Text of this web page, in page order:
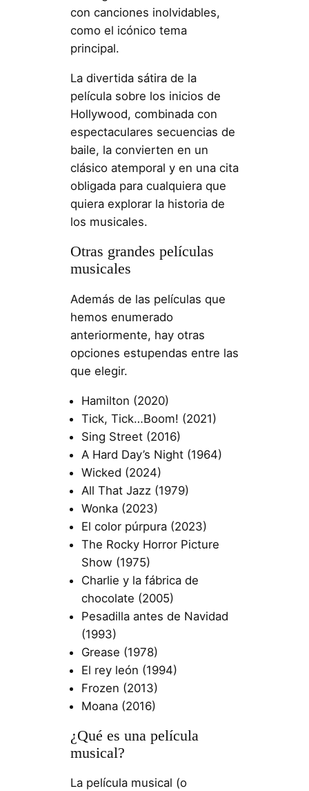
con canciones inolvidables,
como el icónico tema
principal.
La divertida sátira de la
película sobre los inicios de
Hollywood, combinada con
espectaculares secuencias de
baile, la convierten en un
clásico atemporal y en una cita
obligada para cualquiera que
quiera explorar la historia de
los musicales.
Otras grandes películas
musicales
Además de las películas que
hemos enumerado
anteriormente, hay otras
opciones estupendas entre las
que elegir.
Hamilton (2020)
Tick, Tick…Boom! (2021)
Sing Street (2016)
A Hard Day’s Night (1964)
Wicked (2024)
All That Jazz (1979)
Wonka (2023)
El color púrpura (2023)
The Rocky Horror Picture
Show (1975)
Charlie y la fábrica de
chocolate (2005)
Pesadilla antes de Navidad
(1993)
Grease (1978)
El rey león (1994)
Frozen (2013)
Moana (2016)
¿Qué es una película
musical?
La película musical (o